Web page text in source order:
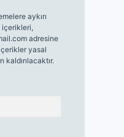
aykırı
içerikleri,
adresine
yasal